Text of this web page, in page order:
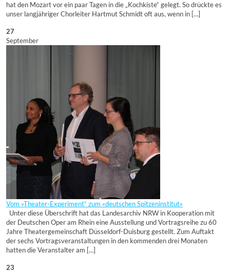
hat den Mozart vor ein paar Tagen in die „Kochkiste“ gelegt. So drückte es
unser langjähriger Chorleiter Hartmut Schmidt oft aus, wenn in […]
27
September
Vom «Theater-Experiment“ zum «deutschen Spitzeninstitut»
Unter diese Überschrift hat das Landesarchiv NRW in Kooperation mit
der Deutschen Oper am Rhein eine Ausstellung und Vortragsreihe zu 60
Jahre Theatergemeinschaft Düsseldorf-Duisburg gestellt. Zum Auftakt
der sechs Vortragsveranstaltungen in den kommenden drei Monaten
hatten die Veranstalter am […]
23